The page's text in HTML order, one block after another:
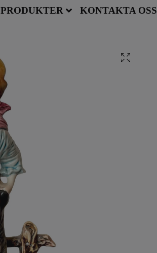
PRODUKTER KONTAKTA OSS